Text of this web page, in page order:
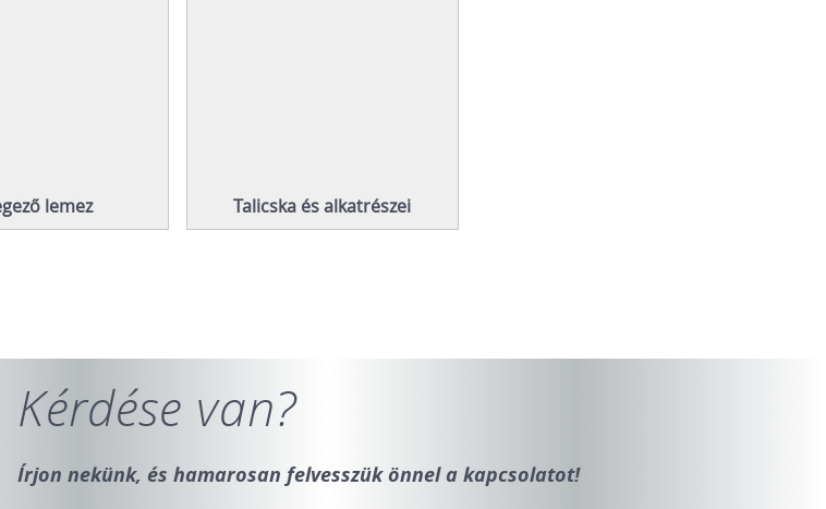
lemez Talicska és alkatrészei
Kérdése van?
Írjon nekünk, és hamarosan felvesszük önnel a kapcsolatot!